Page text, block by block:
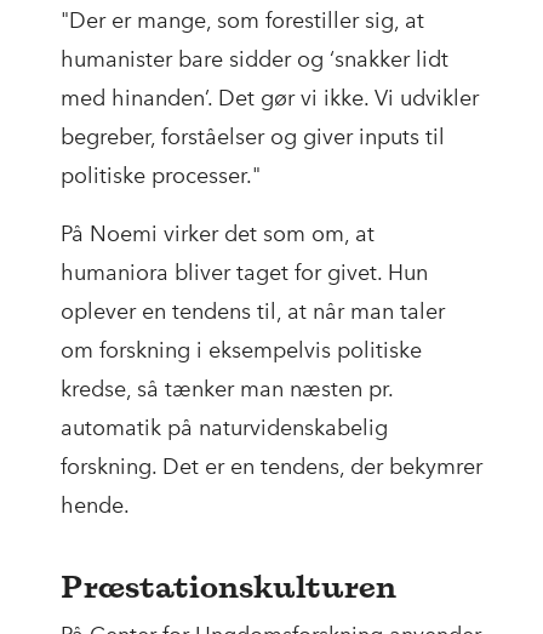
"Der er mange, som forestiller sig, at
humanister bare sidder og ‘snakker lidt
med hinanden’. Det gør vi ikke. Vi udvikler
begreber, forståelser og giver inputs til
politiske processer."
På Noemi virker det som om, at
humaniora bliver taget for givet. Hun
oplever en tendens til, at når man taler
om forskning i eksempelvis politiske
kredse, så tænker man næsten pr.
automatik på naturvidenskabelig
forskning. Det er en tendens, der bekymrer
hende.
Præstationskulturen